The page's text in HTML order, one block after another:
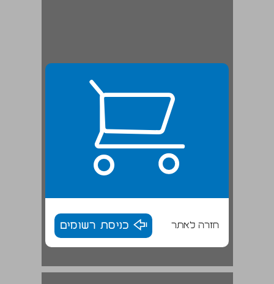
חזרה לאתר כניסת רשומים